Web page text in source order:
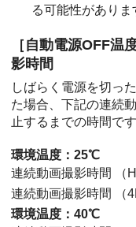
る可能性がありま
［自動電源OFF温度
影時間
しばらく電源を切っ
た場合、下記の連続
止するまでの時間です
環境温度：25℃
連続動画撮影時間 （
連続動画撮影時間 （
環境温度：40℃